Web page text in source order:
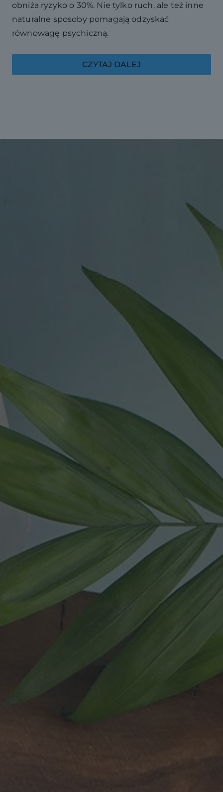
obniża ryzyko o 30%. Nie tylko ruch, ale też inne
naturalne sposoby pomagają odzyskać
równowagę psychiczną.
CZYTAJ DALEJ